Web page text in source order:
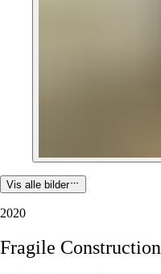
Vis alle bilder
2020
Fragile Construction